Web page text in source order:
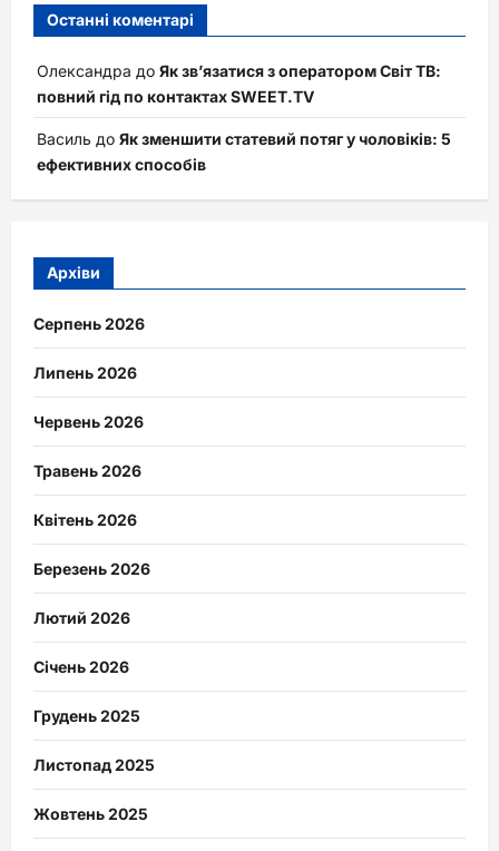
Останні коментарі
Олександра до Як зв’язатися з оператором Світ ТВ:
повний гід по контактах SWEET.TV
Василь до Як зменшити статевий потяг у чоловіків: 5
ефективних способів
Архіви
Серпень 2026
Липень 2026
Червень 2026
Травень 2026
Квітень 2026
Березень 2026
Лютий 2026
Січень 2026
Грудень 2025
Листопад 2025
Жовтень 2025